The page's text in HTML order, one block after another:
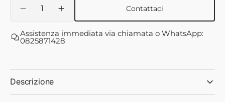
Diminuisci
per
RACCOGLI
CON
PUNTE
Aumenta
quantità
per
RACCOGLI
PUNTE
Contattaci
Assistenza immediata via chiamata o WhatsApp:
0825871428
Descrizione